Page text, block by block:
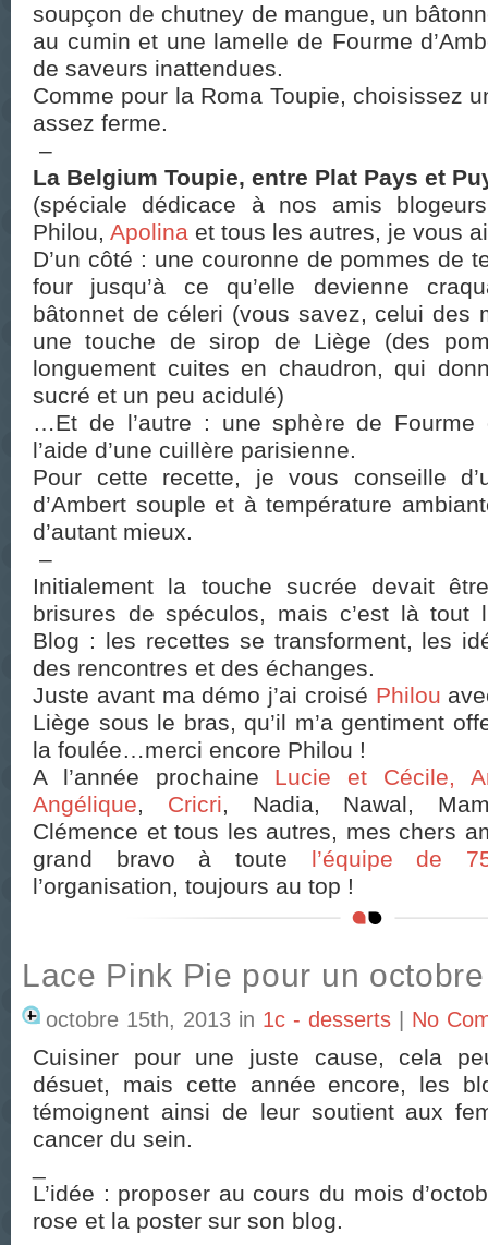
soupçon de chutney de mangue, un
au cumin et une lamelle de Fourme
de saveurs inattendues.
Comme pour la Roma Toupie, choisissez
assez ferme.
–
La Belgium Toupie, entre Plat Pays et
(spéciale dédicace à nos amis
Philou, Apolina et tous les autres, je vous
D’un côté : une couronne de pommes de
four jusqu’à ce qu’elle devienne
bâtonnet de céleri (vous savez, celui des
une touche de sirop de Liège (des
longuement cuites en chaudron, qui
sucré et un peu acidulé)
…Et de l’autre : une sphère de Fourme
l’aide d’une cuillère parisienne.
Pour cette recette, je vous conseille
d’Ambert souple et à température
d’autant mieux.
–
Initialement la touche sucrée devait
brisures de spéculos, mais c’est là tout
Blog : les recettes se transforment, les
des rencontres et des échanges.
Juste avant ma démo j’ai croisé Philou
Liège sous le bras, qu’il m’a gentiment
la foulée…merci encore Philou !
A l’année prochaine Lucie et Cécile,
Angélique, Cricri, Nadia, Nawal,
Clémence et tous les autres, mes chers
grand bravo à toute l’équipe de
l’organisation, toujours au top !
Lace Pink Pie pour un
octobre 15th, 2013 in 1c - desserts No
Cuisiner pour une juste cause, cela
désuet, mais cette année encore, les
témoignent ainsi de leur soutient aux
cancer du sein.
L’idée : proposer au cours du mois
rose et la poster sur son blog.